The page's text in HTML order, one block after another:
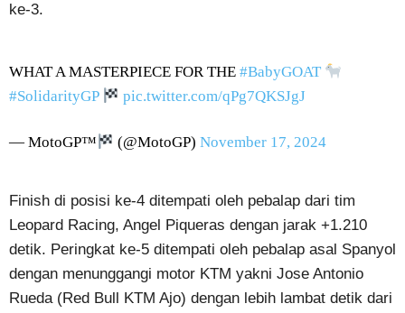
ke-3.
WHAT A MASTERPIECE FOR THE #BabyGOAT
#SolidarityGP
pic.twitter.com/qPg7QKSJgJ
— MotoGP™ (@MotoGP)November 17, 2024
Finish di posisi ke-4 ditempati oleh pebalap dari tim
Leopard Racing, Angel Piqueras dengan jarak +1.210
detik. Peringkat ke-5 ditempati oleh pebalap asal Spanyol
dengan menunggangi motor KTM yakni Jose Antonio
Rueda (Red Bull KTM Ajo) dengan lebih lambat detik dari